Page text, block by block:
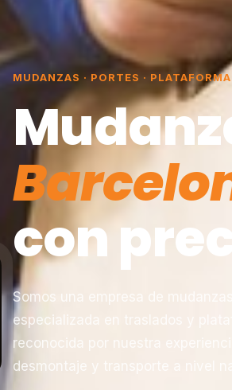
MUDANZAS · PORTES ·
con
Somos una empresa de
especializada en traslados y
reconocida por nuestra
desmontaje y transporte a nivel